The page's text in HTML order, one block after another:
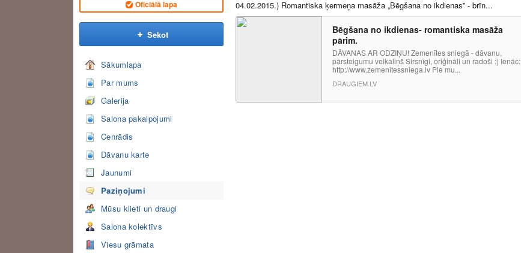
Oficiālā lapa
Sekot
Sākumlapa
Par mums
Galerija
Salona pakalpojumi
Cenrādis
Dāvanu karte
Jaunumi
Paziņojumi
Mūsu klieti un draugi
Salona kolektīvs
Viesu grāmata
04.02.2015.) Romantiska ķermeņa masāža „Bēgšana no ikdienas” - brīn...
Bēgšana no ikdienas- romantiska masāža
pārim.
DĀVANAS AR ODZIŅU! Zemenītes sniegā - dāvanu,
pārsteigumu veikaliņš Sirsnīgi, oriģināli un radoši :) Ienāc:
http://www.zemenitessniega.lv Pie mu...
DRAUGIEM.LV